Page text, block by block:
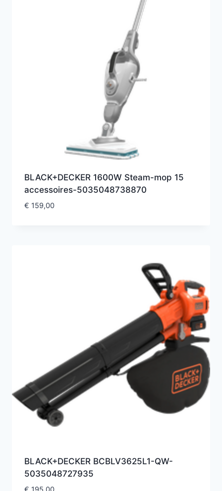
BLACK+DECKER 1600W Steam-mop 15
accessoires-5035048738870
€ 159,00
BLACK+DECKER BCBLV3625L1-QW-
5035048727935